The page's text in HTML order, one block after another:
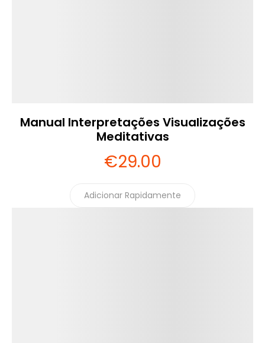
Manual Interpretações Visualizações
Meditativas
€29.00
Adicionar Rapidamente